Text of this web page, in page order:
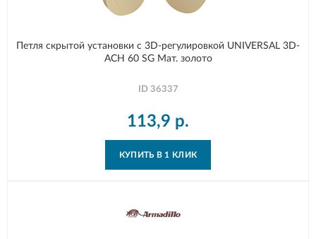
Петля скрытой установки с 3D-регулировкой UNIVERSAL 3D-
ACH 60 SG Мат. золото
ID 36337
113,9 р.
КУПИТЬ В 1 КЛИК